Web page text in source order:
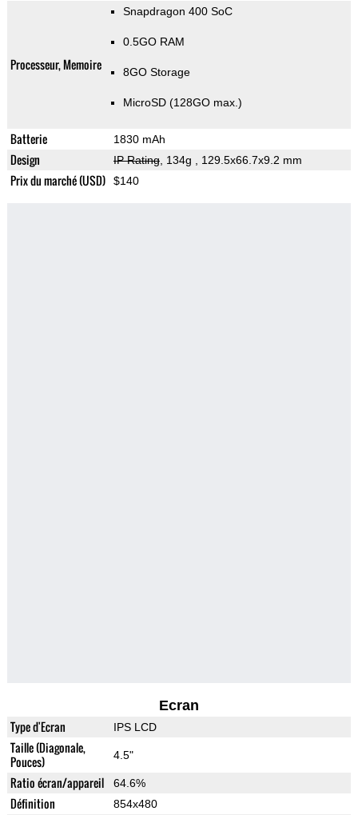
Processeur, Memoire
Snapdragon 400 SoC
0.5GO RAM
8GO Storage
MicroSD (128GO max.)
Batterie 1830 mAh
Design IP Rating, 134g , 129.5x66.7x9.2 mm
Prix du marché (USD) $140
Ecran
Type d'Ecran IPS LCD
Taille (Diagonale,
Pouces)
4.5"
Ratio écran/appareil 64.6%
Définition 854x480